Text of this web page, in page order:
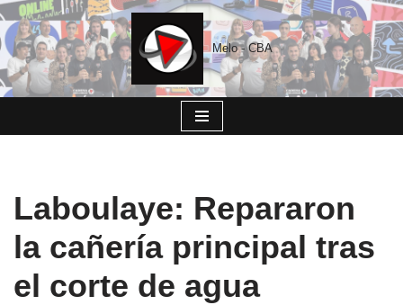
Saltar
al
contenido
Melo - CBA
Laboulaye: Repararon
la cañería principal tras
el corte de agua